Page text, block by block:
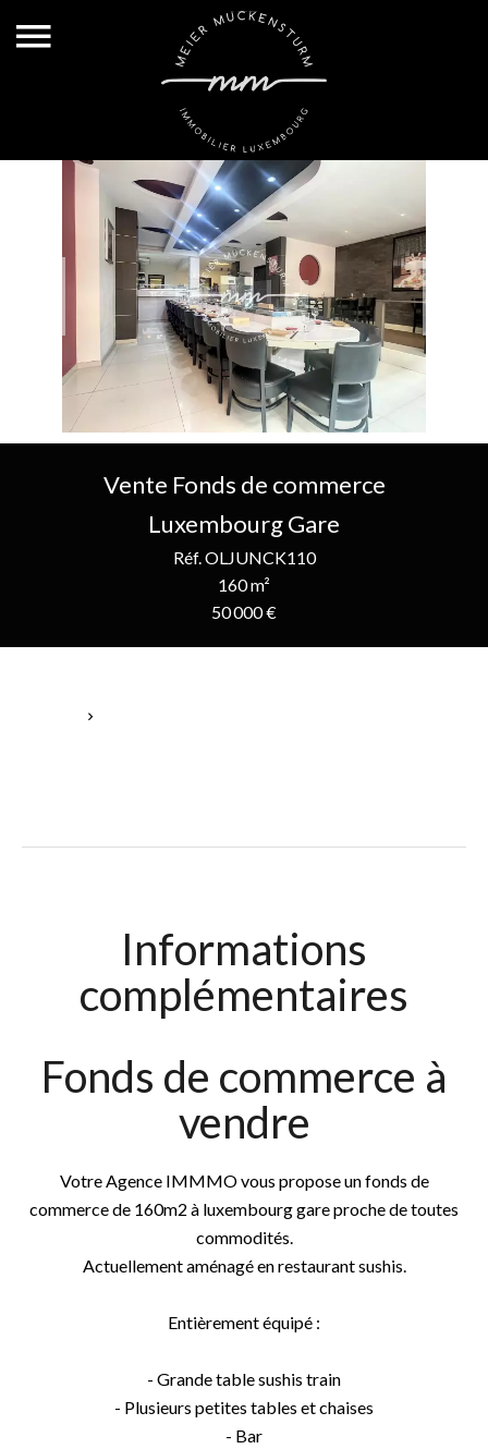
Vente Fonds de commerce
Luxembourg Gare
Réf. OLJUNCK110
160 m²
50 000 €
Informations
complémentaires
Fonds de commerce à
vendre
Votre Agence IMMMO vous propose un fonds de
commerce de 160m2 à luxembourg gare proche de toutes
commodités.
Actuellement aménagé en restaurant sushis.
Entièrement équipé :
- Grande table sushis train
- Plusieurs petites tables et chaises
- Bar